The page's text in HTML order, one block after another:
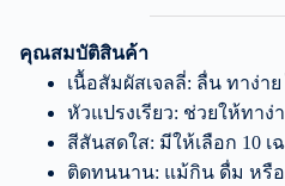
คุณสมบัติสินค้า
เนื้อสัมผัสเจลลี่: ลื่น ทาง่า
หัวแปรงเรียว: ช่วยให้ทาง่
สีสันสดใส: มีให้เลือก 10 เ
ติดทนนาน: แม้กิน ดื่ม หรื